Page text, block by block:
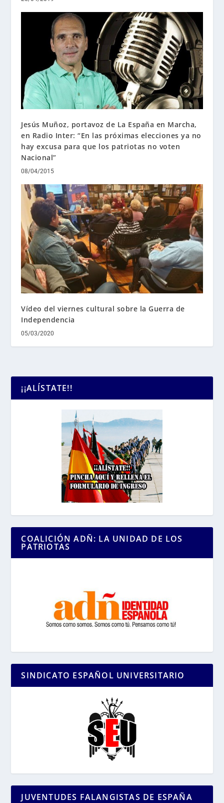
Jesús Muñoz, portavoz de La España en Marcha,
en Radio Inter: “En las próximas elecciones ya no
hay excusa para que los patriotas no voten
Nacional”
08/04/2015
Vídeo del viernes cultural sobre la Guerra de
Independencia
05/03/2020
¡¡ALÍSTATE!!
COALICIÓN ADÑ: LA UNIDAD DE LOS
PATRIOTAS
SINDICATO ESPAÑOL UNIVERSITARIO
JUVENTUDES FALANGISTAS DE ESPAÑA